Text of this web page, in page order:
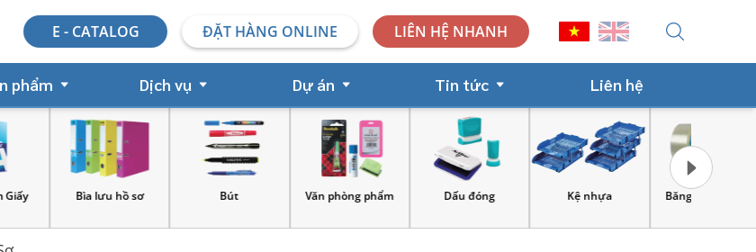
E - CATALOG ĐẶT HÀNG ONLINE LIÊN HỆ NHANH
phẩm Dịch vụ Dự án Tin tức Liên hệ
lưu hồ sơ Bút Văn phòng phẩm Dấu đóng Kệ nhựa Băng keo, xe đẩy